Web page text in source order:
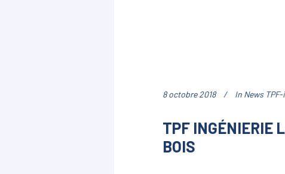
8 octobre 2018 In News TPF-i
TPF INGÉNIERIE
BOIS